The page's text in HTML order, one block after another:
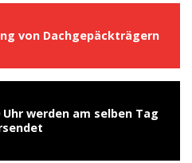
von Dachgepäckträgern
werden am selben Tag